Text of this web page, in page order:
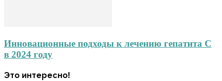
Инновационные подходы к лечению гепатита С
в 2024 году
Это интересно!